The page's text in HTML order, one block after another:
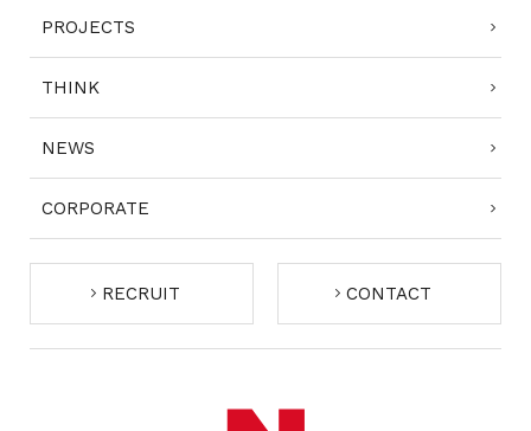
PROJECTS
THINK
NEWS
CORPORATE
RECRUIT CONTACT